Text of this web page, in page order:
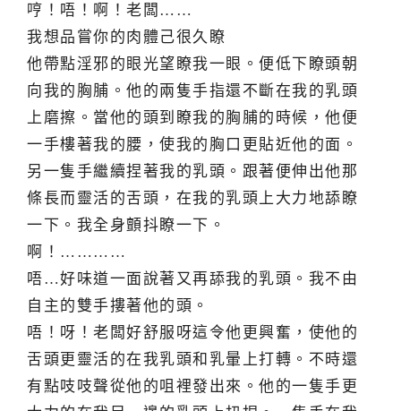
哼！唔！啊！老闆……
我想品嘗你的肉體己很久瞭
他帶點淫邪的眼光望瞭我一眼。便低下瞭頭朝
向我的胸脯。他的兩隻手指還不斷在我的乳頭
上磨擦。當他的頭到瞭我的胸脯的時候，他便
一手樓著我的腰，使我的胸口更貼近他的面。
另一隻手繼續捏著我的乳頭。跟著便伸出他那
條長而靈活的舌頭，在我的乳頭上大力地舔瞭
一下。我全身顫抖瞭一下。
啊！…………
唔…好味道一面說著又再舔我的乳頭。我不由
自主的雙手摟著他的頭。
唔！呀！老闆好舒服呀這令他更興奮，使他的
舌頭更靈活的在我乳頭和乳暈上打轉。不時還
有點吱吱聲從他的咀裡發出來。他的一隻手更